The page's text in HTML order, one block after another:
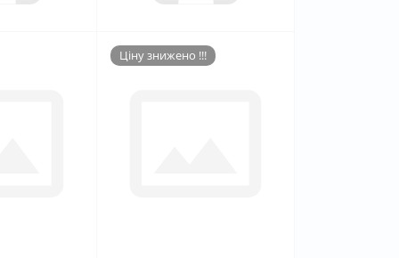
Ціну знижено !!!